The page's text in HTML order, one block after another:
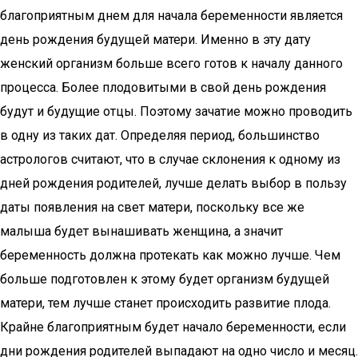
благоприятным днем для начала беременности является
день рождения будущей матери. Именно в эту дату
женский организм больше всего готов к началу данного
процесса. Более плодовитыми в свой день рождения
будут и будущие отцы. Поэтому зачатие можно проводить
в одну из таких дат. Определяя период, большинство
астрологов считают, что в случае склонения к одному из
дней рождения родителей, лучше делать выбор в пользу
даты появления на свет матери, поскольку все же
малыша будет вынашивать женщина, а значит
беременность должна протекать как можно лучше. Чем
больше подготовлен к этому будет организм будущей
матери, тем лучше станет происходить развитие плода.
Крайне благоприятным будет начало беременности, если
дни рождения родителей выпадают на одно число и месяц.